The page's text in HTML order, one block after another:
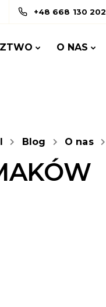
+48 668 130 202
O NAS
Blog O nas